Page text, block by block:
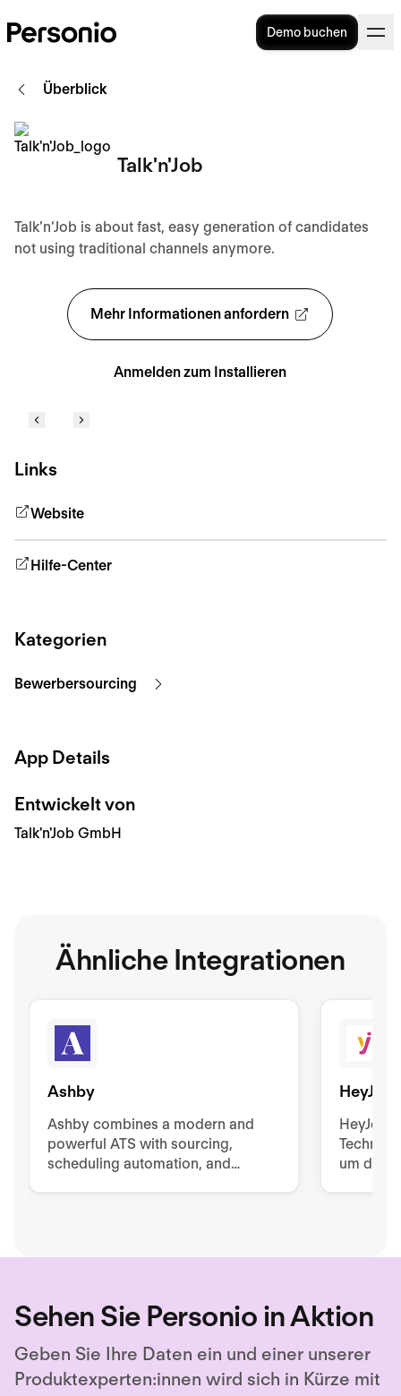
Demo buchen
Mehr Informationen anfordern
Anmelden zum Installieren
Überblick
Talk'n'Job
Talk’n‘Job is about fast, easy generation of candidates
not using traditional channels anymore.
Links
Website
Hilfe-Center
Kategorien
Bewerbersourcing
App Details
Entwickelt von
Talk'n'Job GmbH
Ähnliche Integrationen
Ashby
Ashby combines a modern and
powerful ATS with sourcing,
scheduling automation, and
um die
Sehen Sie Personio in Aktion
Geben Sie Ihre Daten ein und einer unserer
Produktexperten:innen wird sich in Kürze mit